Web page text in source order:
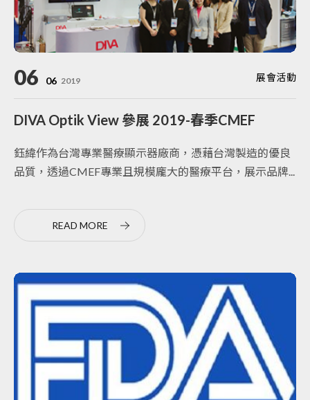
06 06 2019 展會活動
DIVA Optik View 參展 2019-春季CMEF
鈺緯作為台灣專業醫療顯示器廠商，憑藉台灣製造的優良
品質，透過CMEF專業且規模龐大的醫療平台，展示品牌...
READ MORE